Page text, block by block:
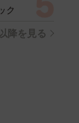
伝わる」
ク
降を見る